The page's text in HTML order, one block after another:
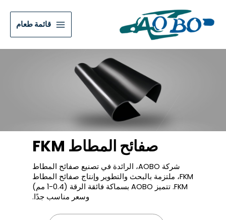
قائمة طعام
صفائح المطاط FKM
شركة AOBO، الرائدة في تصنيع صفائح المطاط
FKM، ملتزمة بالبحث والتطوير وإنتاج صفائح المطاط
FKM. تتميز AOBO بسماكة فائقة الرقة (0.4-1 مم)
وسعر مناسب جدًا.